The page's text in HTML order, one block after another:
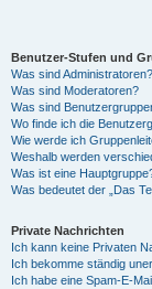
Benutzer-Stufen und
Was sind Administratoren?
Was sind Moderatoren?
Was sind
Wo finde ich die
Wie werde ich
Weshalb werden
Was ist eine
Was bedeutet der „Das
Private Nachrichten
Ich kann keine Privaten
Ich bekomme ständig
Ich habe eine Spam-E-